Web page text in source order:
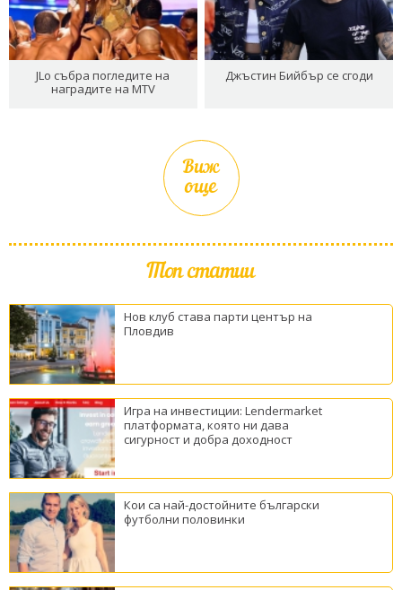
JLo събра погледите на
наградите на MTV
Джъстин Бийбър се сгоди
Виж
още
Топ статии
Нов клуб става парти център на
Пловдив
Игра на инвестиции: Lendermarket
платформата, която ни дава
сигурност и добра доходност
Кои са най-достойните български
футболни половинки